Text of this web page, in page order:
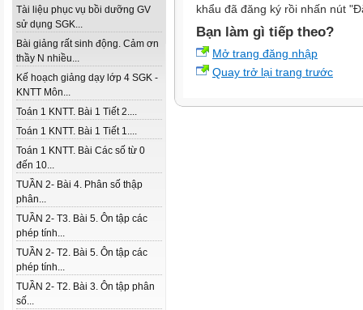
Tài liệu phục vụ bồi dưỡng GV
sử dụng SGK...
Bài giảng rất sinh động. Cảm ơn
thầy N nhiều...
Kế hoạch giảng dạy lớp 4 SGK -
KNTT Môn...
Toán 1 KNTT. Bài 1 Tiết 2....
Toán 1 KNTT. Bài 1 Tiết 1....
Toán 1 KNTT. Bài Các số từ 0
đến 10...
TUẦN 2- Bài 4. Phân số thập
phân...
TUẦN 2- T3. Bài 5. Ôn tập các
phép tính...
TUẦN 2- T2. Bài 5. Ôn tập các
phép tính...
TUẦN 2- T2. Bài 3. Ôn tập phân
số...
khẩu đã đăng ký rồi nhấn nút
Bạn làm gì tiếp theo?
Mở trang đăng nhập
Quay trở lại trang trước